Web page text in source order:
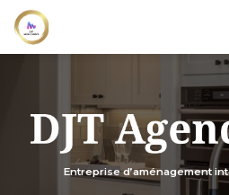
Aller
au
contenu
principal
Entreprise d’aménagement